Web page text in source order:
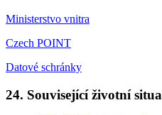
Ministerstvo vnitra
Czech POINT
Datové schránky
24. Související životní